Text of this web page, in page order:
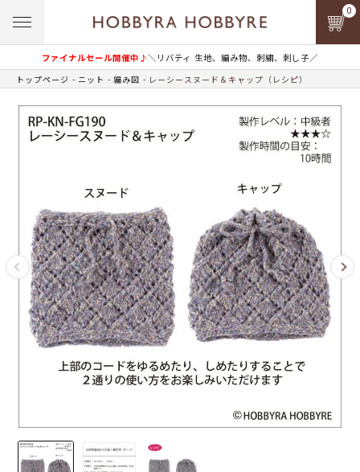
ファイナルセール開催中♪＼リバティ 生地、編み物、刺繍、刺し子／
0
トップページ ニット 編み図 レーシースヌード＆キャップ（レシピ）